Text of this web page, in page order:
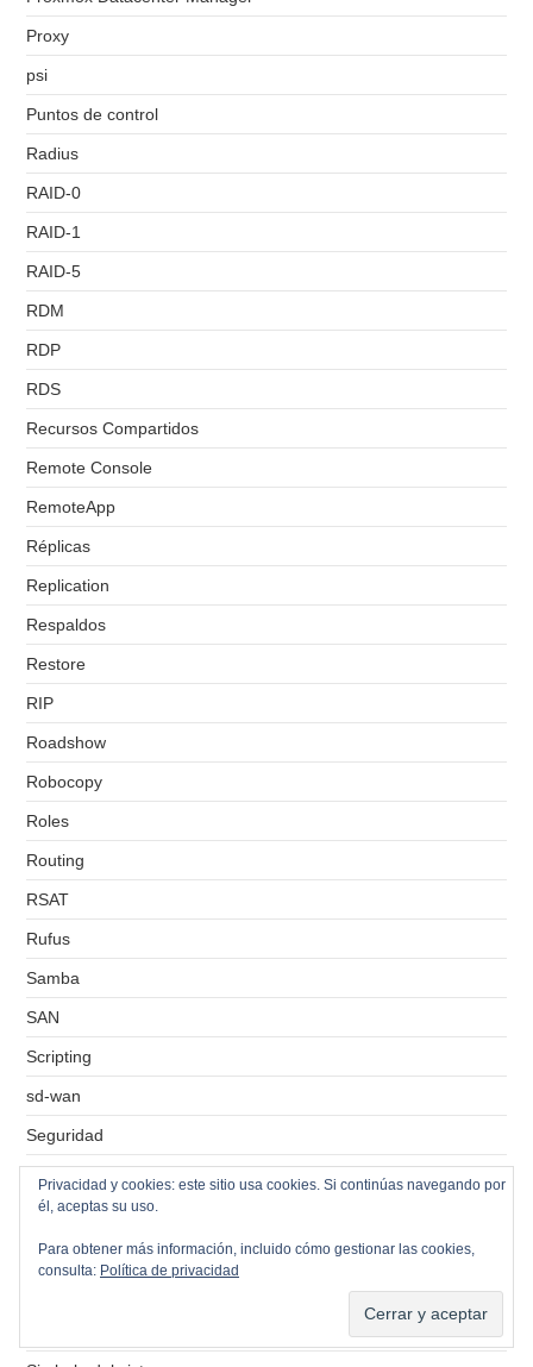
Proxy
psi
Puntos de control
Radius
RAID-0
RAID-1
RAID-5
RDM
RDP
RDS
Recursos Compartidos
Remote Console
RemoteApp
Réplicas
Replication
Respaldos
Restore
RIP
Roadshow
Robocopy
Roles
Routing
RSAT
Rufus
Samba
SAN
Scripting
sd-wan
Seguridad
Service Tag
Servidor de correos
Servidor de ficheros
Privacidad y cookies: este sitio usa cookies. Si continúas navegando por
él, aceptas su uso.
Para obtener más información, incluido cómo gestionar las cookies,
consulta: Política de privacidad